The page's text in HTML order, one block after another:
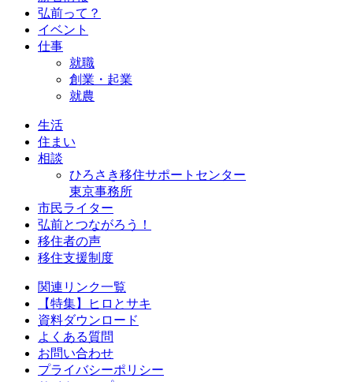
弘前って？
イベント
仕事
就職
創業・起業
就農
生活
住まい
相談
ひろさき移住サポートセンター
東京事務所
市民ライター
弘前とつながろう！
移住者の声
移住支援制度
関連リンク一覧
【特集】ヒロとサキ
資料ダウンロード
よくある質問
お問い合わせ
プライバシーポリシー